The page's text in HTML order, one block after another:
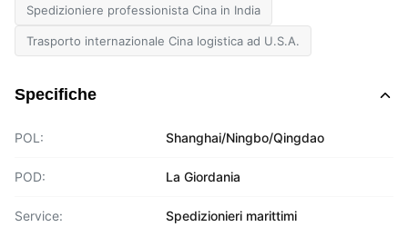
Spedizioniere professionista Cina in India
Trasporto internazionale Cina logistica ad U.S.A.
Specifiche
POL: Shanghai/Ningbo/Qingdao
POD: La Giordania
Service: Spedizionieri marittimi